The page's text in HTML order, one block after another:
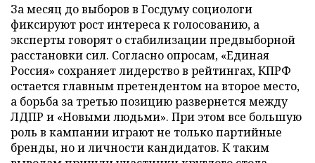
За месяц до выборов в Госдуму социологи
фиксируют рост интереса к голосованию, а
эксперты говорят о стабилизации предвыборной
расстановки сил. Согласно опросам, «Единая
Россия» сохраняет лидерство в рейтингах, КПРФ
остается главным претендентом на второе место,
а борьба за третью позицию развернется между
ЛДПР и «Новыми людьми». При этом все большую
роль в кампании играют не только партийные
бренды, но и личности кандидатов. К таким